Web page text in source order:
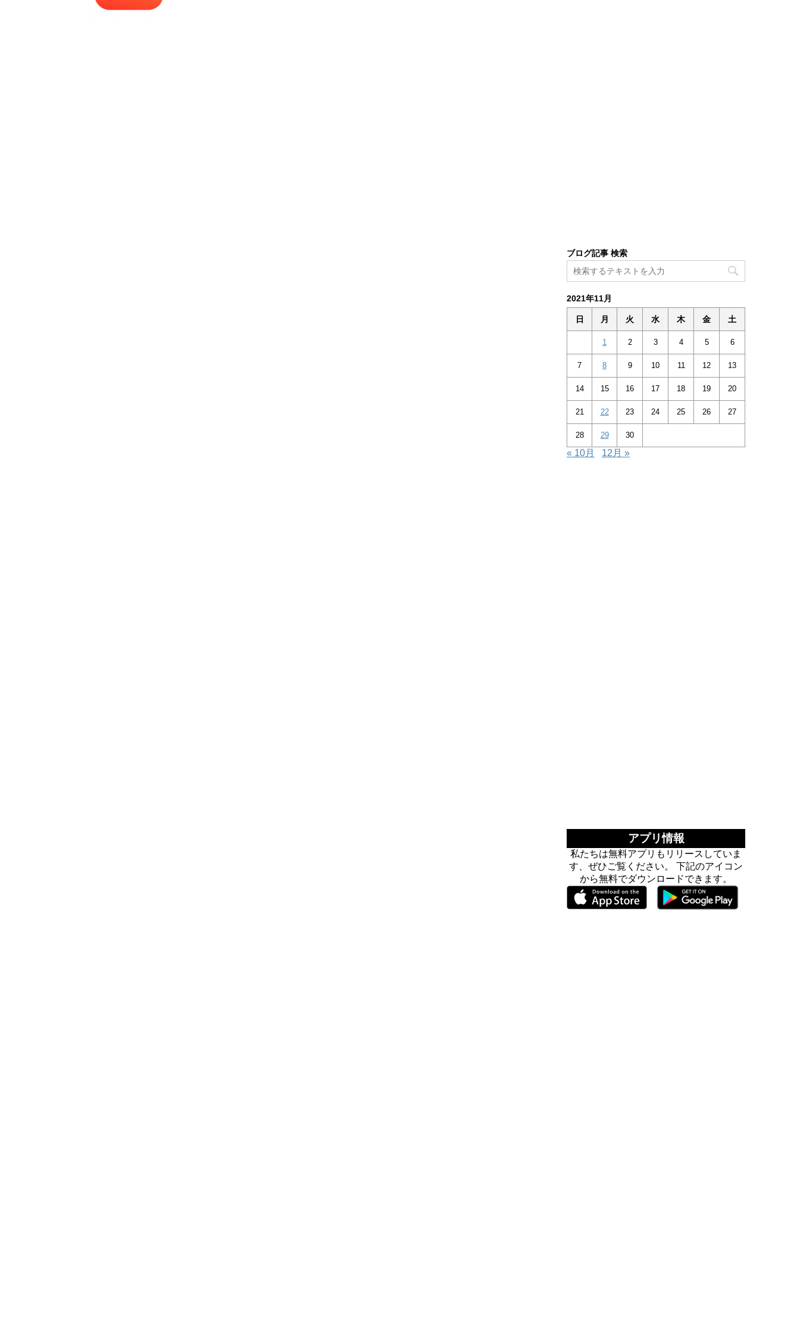
ブログ記事 検索
2021年11月
日 月 火 水 木 金 土
1 2 3 4 5 6
7 8 9 10 11 12 13
14 15 16 17 18 19 20
21 22 23 24 25 26 27
28 29 30
« 10月 12月 »
アプリ情報
私たちは無料アプリもリリースしていま
す、ぜひご覧ください。 下記のアイコン
から無料でダウンロードできます。